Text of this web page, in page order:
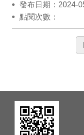
發布日期：2024-
點閱次數：